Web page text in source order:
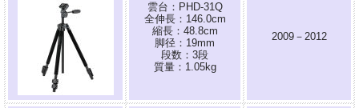
雲台：PHD-31Q
全伸長：146.0cm
縮長：48.8cm
脚径：19mm
段数：3段
質量：1.05kg
2009－2012